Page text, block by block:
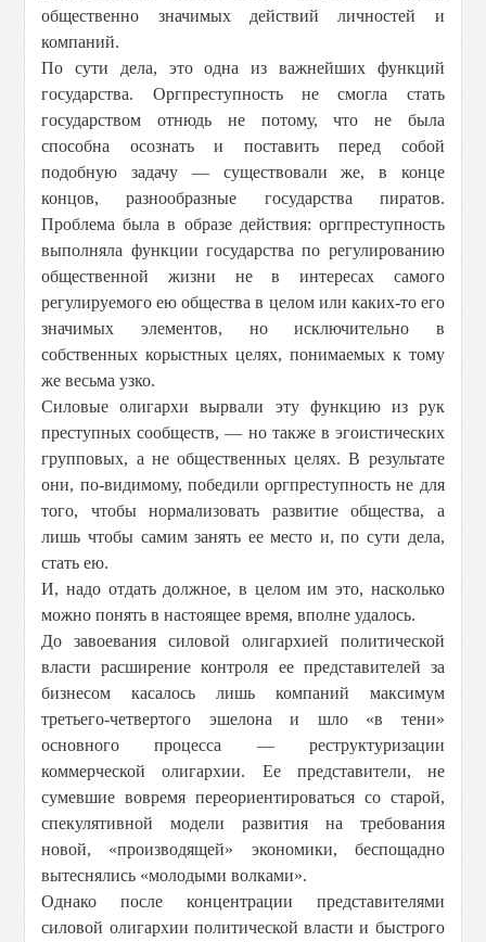
общественно значимых действий личностей и
компаний.
По сути дела, это одна из важнейших функций
государства. Оргпреступность не смогла стать
государством отнюдь не потому, что не была
способна осознать и поставить перед собой
подобную задачу — существовали же, в конце
концов, разнообразные государства пиратов.
Проблема была в образе действия: оргпреступность
выполняла функции государства по регулированию
общественной жизни не в интересах самого
регулируемого ею общества в целом или каких-то его
значимых элементов, но исключительно в
собственных корыстных целях, понимаемых к тому
же весьма узко.
Силовые олигархи вырвали эту функцию из рук
преступных сообществ, — но также в эгоистических
групповых, а не общественных целях. В результате
они, по-видимому, победили оргпреступность не для
того, чтобы нормализовать развитие общества, а
лишь чтобы самим занять ее место и, по сути дела,
стать ею.
И, надо отдать должное, в целом им это, насколько
можно понять в настоящее время, вполне удалось.
До завоевания силовой олигархией политической
власти расширение контроля ее представителей за
бизнесом касалось лишь компаний максимум
третьего-четвертого эшелона и шло «в тени»
основного процесса — реструктуризации
коммерческой олигархии. Ее представители, не
сумевшие вовремя переориентироваться со старой,
спекулятивной модели развития на требования
новой, «производящей» экономики, беспощадно
вытеснялись «молодыми волками».
Однако после концентрации представителями
силовой олигархии политической власти и быстрого